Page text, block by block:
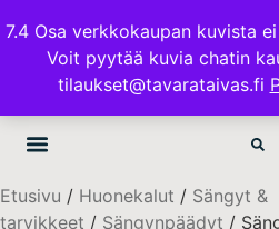
7.4 Osa verkkokaupan kuvista
Voit pyytää kuvia chatin
tilaukset@tavarataivas.fi
ILMAINEN TOIMITUS
Etusivu / Huonekalut / Sängyt &
tarvikkeet / Sängynpäädyt /